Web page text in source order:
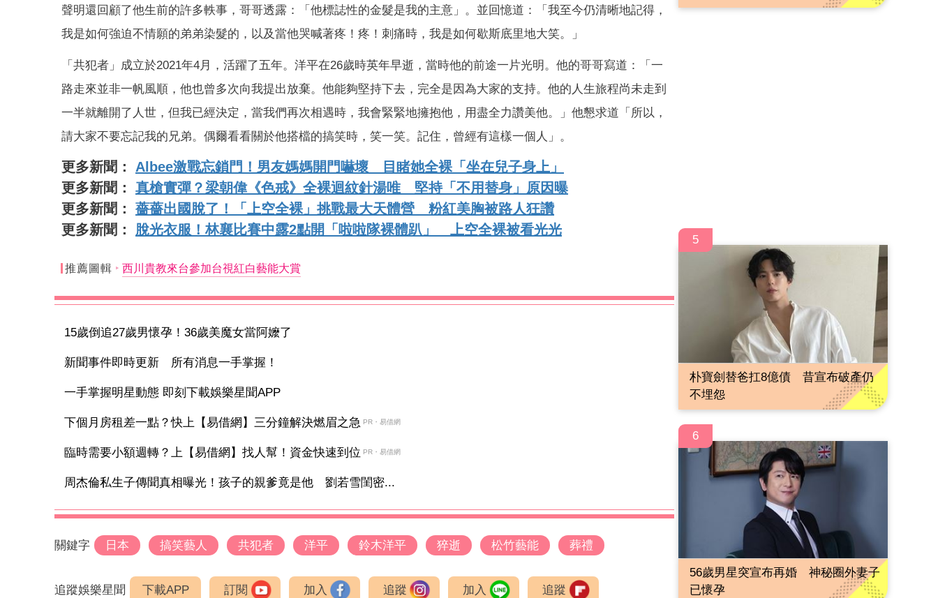
聲明還回顧了他生前的許多軼事，哥哥透露：「他標誌性的金髮是我的主意」。並回憶道：「我至今仍清晰地記得，
我是如何強迫不情願的弟弟染髮的，以及當他哭喊著疼！疼！刺痛時，我是如何歇斯底里地大笑。」
「共犯者」成立於2021年4月，活躍了五年。洋平在26歲時英年早逝，當時他的前途一片光明。他的哥哥寫道：「一
路走來並非一帆風順，他也曾多次向我提出放棄。他能夠堅持下去，完全是因為大家的支持。他的人生旅程尚未走到
一半就離開了人世，但我已經決定，當我們再次相遇時，我會緊緊地擁抱他，用盡全力讚美他。」他懇求道「所以，
請大家不要忘記我的兄弟。偶爾看看關於他搭檔的搞笑時，笑一笑。記住，曾經有這樣一個人」。
更多新聞： Albee激戰忘鎖門！男友媽媽開門嚇壞 目睹她全裸「坐在兒子身上」
更多新聞： 真槍實彈？梁朝偉《色戒》全裸迴紋針湯唯 堅持「不用替身」原因曝
更多新聞： 薔薔出國脫了！「上空全裸」挑戰最大天體營 粉紅美胸被路人狂讚
更多新聞： 脫光衣服！林襄比賽中露2點開「啦啦隊裸體趴」 上空全裸被看光光
推薦圖輯 西川貴教來台參加台視紅白藝能大賞
15歲倒追27歲男懷孕！36歲美魔女當阿嬤了
新聞事件即時更新 所有消息一手掌握！
一手掌握明星動態 即刻下載娛樂星聞APP
下個月房租差一點？快上【易借網】三分鐘解決燃眉之急 PR・易借網
臨時需要小額週轉？上【易借網】找人幫！資金快速到位 PR・易借網
周杰倫私生子傳聞真相曝光！孩子的親爹竟是他 劉若雪閨密...
關鍵字 日本 搞笑藝人 共犯者 洋平 鈴木洋平 猝逝 松竹藝能 葬禮
追蹤娛樂星聞 下載APP 訂閱 加入 追蹤 加入 追蹤
5
朴寶劍替爸扛8億債 昔宣布破產仍
不埋怨
6
56歲男星突宣布再婚 神秘圈外妻子
已懷孕